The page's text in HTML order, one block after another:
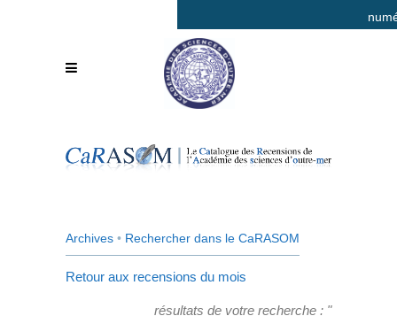
Archives • Rechercher dans le CaRASOM
Retour aux recensions du mois
résultats de votre recherche : "